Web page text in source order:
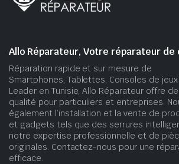
Allo Réparateur, Votre réparateur de
Réparation rapide et sur mesure de
Smartphones, Tablettes, Consoles de
Leader en Tunisie, Allo Réparateur offre
qualité pour particuliers et entreprises.
également l’installation et la vente de
et gadgets tels que des serrures
notre expertise professionnelle et de
originales. Contactez-nous pour une
efficace.